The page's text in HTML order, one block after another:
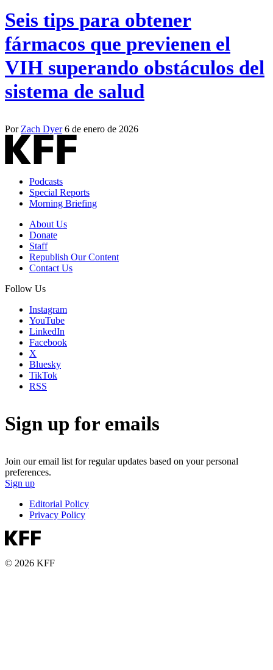
Seis tips para obtener
fármacos que previenen el
VIH superando obstáculos del
sistema de salud
Por Zach Dyer 6 de enero de 2026
Podcasts
Special Reports
Morning Briefing
About Us
Donate
Staff
Republish Our Content
Contact Us
Follow Us
Instagram
YouTube
LinkedIn
Facebook
X
Bluesky
TikTok
RSS
Sign up for emails
Join our email list for regular updates based on your personal
preferences.
Sign up
Editorial Policy
Privacy Policy
© 2026 KFF